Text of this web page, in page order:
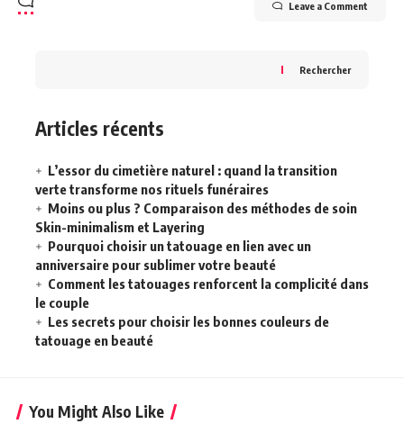
Leave a Comment
Rechercher
Articles récents
L’essor du cimetière naturel : quand la transition
verte transforme nos rituels funéraires
Moins ou plus ? Comparaison des méthodes de soin
Skin-minimalism et Layering
Pourquoi choisir un tatouage en lien avec un
anniversaire pour sublimer votre beauté
Comment les tatouages renforcent la complicité dans
le couple
Les secrets pour choisir les bonnes couleurs de
tatouage en beauté
You Might Also Like